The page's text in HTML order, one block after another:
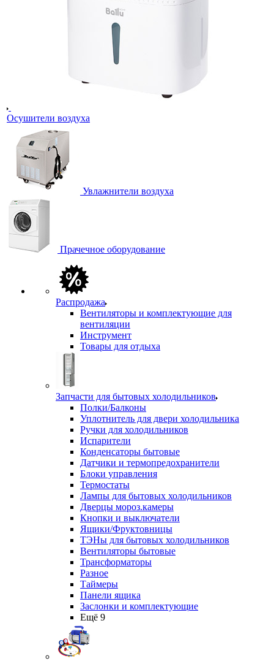
Осушители воздуха
Увлажнители воздуха
Прачечное оборудование
Распродажа
Вентиляторы и комплектующие для
вентиляции
Инструмент
Товары для отдыха
Запчасти для бытовых холодильников
Полки/Балконы
Уплотнитель для двери холодильника
Ручки для холодильников
Испарители
Конденсаторы бытовые
Датчики и термопредохранители
Блоки управления
Термостаты
Лампы для бытовых холодильников
Дверцы мороз.камеры
Кнопки и выключатели
Ящики/Фруктовницы
ТЭНы для бытовых холодильников
Вентиляторы бытовые
Трансформаторы
Разное
Таймеры
Панели ящика
Заслонки и комплектующие
Ещё 9